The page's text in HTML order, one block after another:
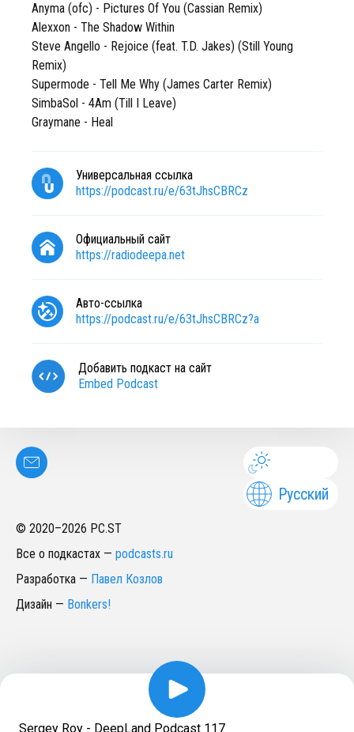
Anyma (ofc) - Pictures Of You (Cassian Remix)
Alexxon - The Shadow Within
Steve Angello - Rejoice (feat. T.D. Jakes) (Still Young
Remix)
Supermode - Tell Me Why (James Carter Remix)
SimbaSol - 4Am (Till I Leave)
Graymane - Heal
Универсальная ссылка
https://podcast.ru/e/63tJhsCBRCz
Официальный сайт
https://radiodeepa.net
Авто-ссылка
https://podcast.ru/e/63tJhsCBRCz?a
Добавить подкаст на сайт
Embed Podcast
Русский
© 2020–2026 PC.ST
Все о подкастах — podcasts.ru
Разработка — Павел Козлов
Дизайн — Bonkers!
Sergey Roy - DeepLand Podcast 117